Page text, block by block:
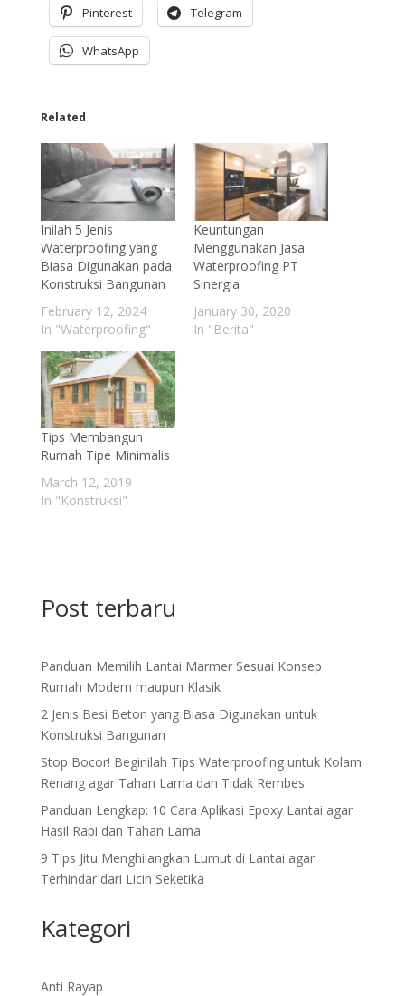
Pinterest Telegram
WhatsApp
Related
Inilah 5 Jenis
Waterproofing yang
Biasa Digunakan pada
Konstruksi Bangunan
February 12, 2024
In "Waterproofing"
Keuntungan
Menggunakan Jasa
Waterproofing PT
Sinergia
January 30, 2020
In "Berita"
Tips Membangun
Rumah Tipe Minimalis
March 12, 2019
In "Konstruksi"
Post terbaru
Panduan Memilih Lantai Marmer Sesuai Konsep
Rumah Modern maupun Klasik
2 Jenis Besi Beton yang Biasa Digunakan untuk
Konstruksi Bangunan
Stop Bocor! Beginilah Tips Waterproofing untuk Kolam
Renang agar Tahan Lama dan Tidak Rembes
Panduan Lengkap: 10 Cara Aplikasi Epoxy Lantai agar
Hasil Rapi dan Tahan Lama
9 Tips Jitu Menghilangkan Lumut di Lantai agar
Terhindar dari Licin Seketika
Kategori
Anti Rayap